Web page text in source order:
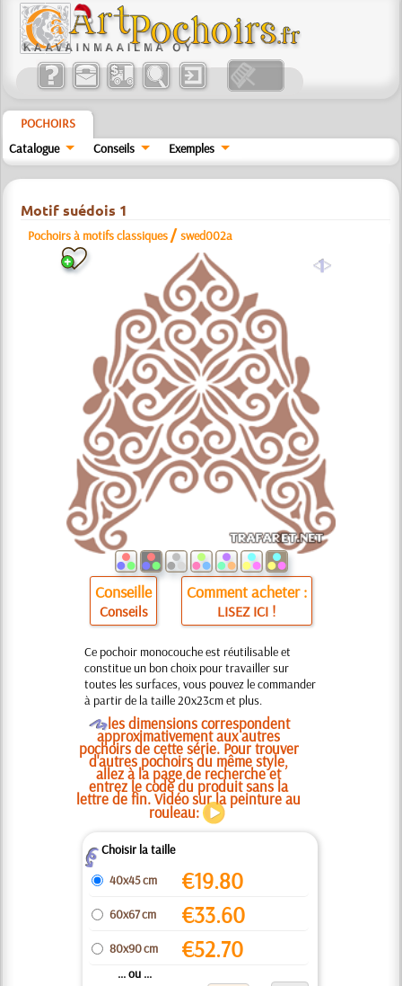
POCHOIRS
Catalogue
Conseils Exemples
Motif suédois 1
Pochoirs à motifs classiques /swed002a
a
Conseille
Conseils
Comment acheter :
LISEZ ICI !
Ce pochoir monocouche est réutilisable et
constitue un bon choix pour travailler sur
toutes les surfaces, vous pouvez le commander
à partir de la taille 20x23cm et plus.
Oles dimensions correspondent
approximativement aux autres
pochoirs de cette série. Pour trouver
d'autres pochoirs du même style,
allez à la page de recherche et
entrez le code du produit sans la
lettre de fin. Vidéo sur la peinture au
rouleau:
ZChoisir la taille
40x45 cm
€19.80
60x67 cm €33.60
80x90 cm €52.70
... ou ...